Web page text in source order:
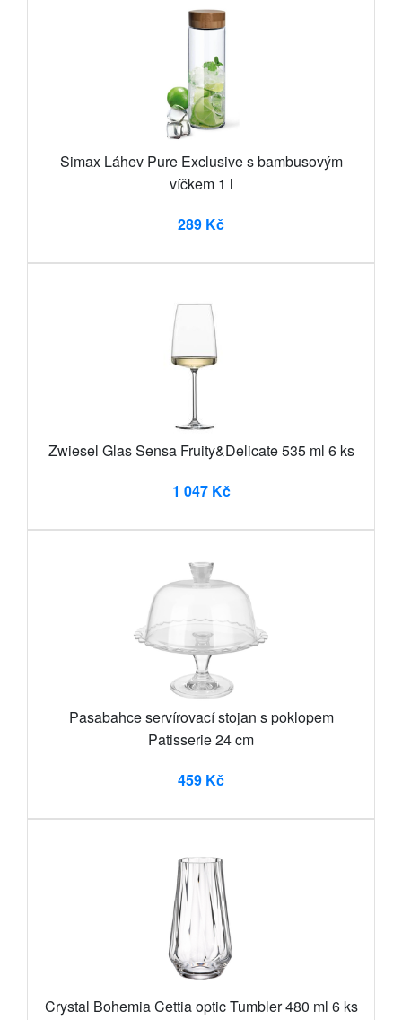
Simax Láhev Pure Exclusive s bambusovým
víčkem 1 l
289 Kč
Zwiesel Glas Sensa Fruity&Delicate 535 ml 6 ks
1 047 Kč
Pasabahce servírovací stojan s poklopem
Patisserie 24 cm
459 Kč
Crystal Bohemia Cettia optic Tumbler 480 ml 6 ks